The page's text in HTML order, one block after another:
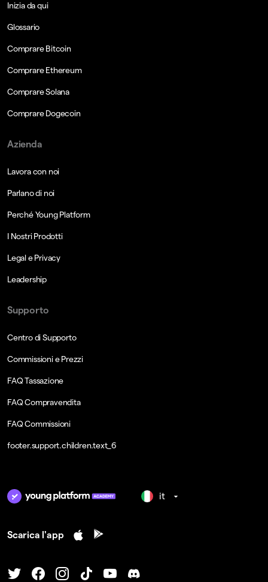
Inizia da qui
Glossario
Comprare Bitcoin
Comprare Ethereum
Comprare Solana
Comprare Dogecoin
Azienda
Lavora con noi
Parlano di noi
Perché Young Platform
I Nostri Prodotti
Legal e Privacy
Leadership
Supporto
Centro di Supporto
Commissioni e Prezzi
FAQ Tassazione
FAQ Compravendita
FAQ Commissioni
footer.support.children.text_6
it
Scarica l'app